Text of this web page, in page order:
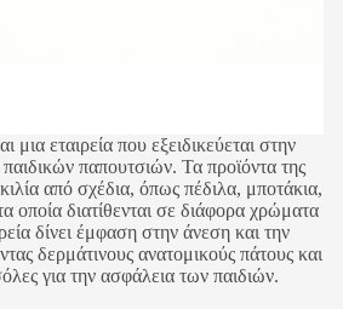
εταιρεία που εξειδικεύεται στην
παπουτσιών. Τα προϊόντα της
από σχέδια, όπως πέδιλα, μποτάκια,
οποία διατίθενται σε διάφορα χρώματα
δίνει έμφαση στην άνεση και την
δερμάτινους ανατομικούς πάτους και
για την ασφάλεια των παιδιών.